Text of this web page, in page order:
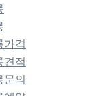
가격
견적
문의